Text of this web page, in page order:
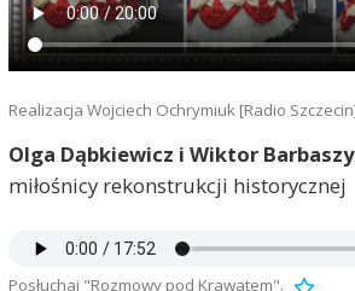
Realizacja Wojciech Ochrymiuk [Radio
Olga Dąbkiewicz i Wiktor
miłośnicy rekonstrukcji historycznej
Posłuchaj "Rozmowy pod Krawatem".